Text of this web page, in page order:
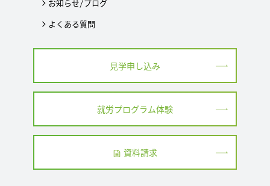
お知らせ/ブログ
よくある質問
見学申し込み
就労プログラム体験
資料請求